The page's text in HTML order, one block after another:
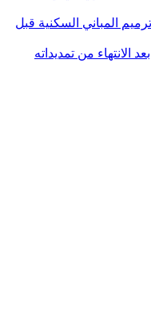
المباني السكنية قبل
من تمديداته